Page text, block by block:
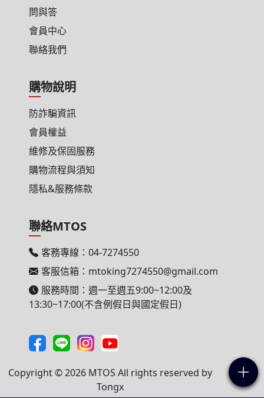
問與答
會員中心
聯絡我們
購物說明
防詐騙資訊
會員權益
維修及保固服務
購物流程與須知
隱私&服務條款
聯絡MTOS
客務專線：04-7274550
客服信箱： mtoking7274550@gmail.com
服務時間：週一至週五9:00~12:00及
13:30~17:00(不含例假日與國定假日)
Copyright ©2026 MTOS All rights reserved by
Tongx